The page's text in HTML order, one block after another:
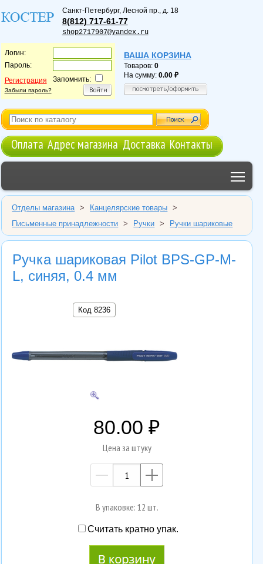
Санкт-Петербург, Лесной пр., д. 18
8(812) 717-61-77
shop2717907@yandex.ru
Логин:
Пароль:
Регистрация
Забыли пароль?
Запомнить:
ВАША КОРЗИНА
Товаров: 0
На сумму: 0.00
Оплата Адрес магазина Доставка Контакты
Отделы магазина > Канцелярские товары
>
Письменные принадлежности
> Ручки > Ручки шариковые
Ручка шариковая Pilot BPS-GP-M-
L, синяя, 0.4 мм
Код 8236
80.00
Цена за штуку
—
В упаковке: 12 шт.
Считать кратно упак.